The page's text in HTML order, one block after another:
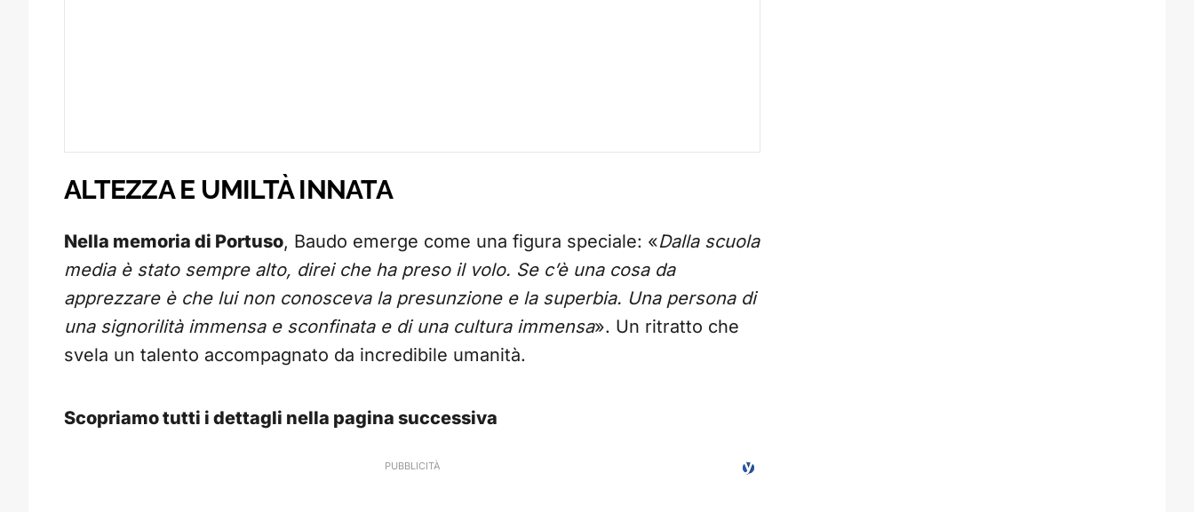
ALTEZZA E UMILTÀ INNATA
Nella memoria di Portuso, Baudo emerge come una figura speciale: «Dalla scuola
media è stato sempre alto, direi che ha preso il volo. Se c’è una cosa da
apprezzare è che lui non conosceva la presunzione e la superbia. Una persona di
una signorilità immensa e sconfinata e di una cultura immensa». Un ritratto che
svela un talento accompagnato da incredibile umanità.
Scopriamo tutti i dettagli nella pagina successiva